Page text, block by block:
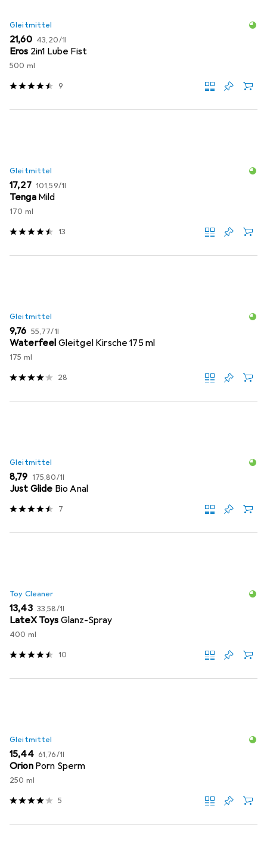
Gleitmittel
EUR
21,60 EUR
43,20/1l
Eros 2in1 Lube Fist
500 ml
9
Gleitmittel
EUR
17,27 EUR
101,59/1l
Tenga Mild
170 ml
13
Gleitmittel
EUR
9,76 EUR
55,77/1l
Waterfeel Gleitgel Kirsche 175 ml
175 ml
28
Gleitmittel
EUR
8,79 EUR
175,80/1l
Just Glide Bio Anal
7
Toy Cleaner
EUR
13,43 EUR
33,58/1l
LateX Toys Glanz-Spray
400 ml
10
Gleitmittel
EUR
15,44 EUR
61,76/1l
Orion Porn Sperm
250 ml
5